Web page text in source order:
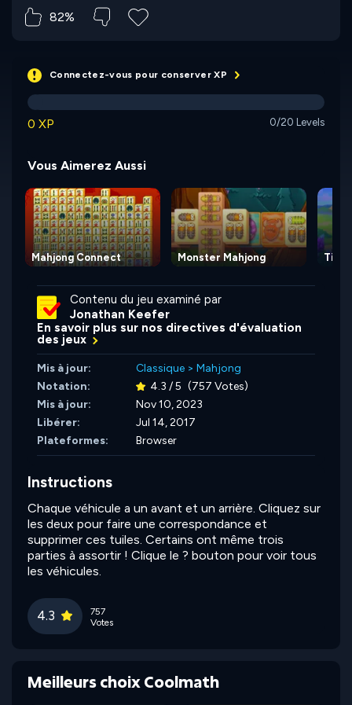
82%
Connectez-vous pour conserver XP
0 XP 0/20 Levels
Vous Aimerez Aussi
Mahjong Connect Monster Mahjong Tile
Contenu du jeu examiné par
Jonathan Keefer
En savoir plus sur nos directives d'évaluation
des jeux
Mis à jour: Classique > Mahjong
Notation:
4.3 / 5 (757 Votes)
Mis à jour:
Nov 10, 2023
Libérer:
Jul 14, 2017
Plateformes:
Browser
Instructions
Chaque véhicule a un avant et un arrière. Cliquez sur
les deux pour faire une correspondance et
supprimer ces tuiles. Certains ont même trois
parties à assortir ! Clique le ? bouton pour voir tous
les véhicules.
4.3
757
Votes
Meilleurs choix Coolmath